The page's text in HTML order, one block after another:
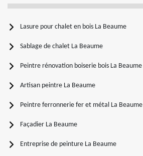
Lasure pour chalet en bois La Beaume
Sablage de chalet La Beaume
Peintre rénovation boiserie bois La Beaume
Artisan peintre La Beaume
Peintre ferronnerie fer et métal La Beaume
Façadier La Beaume
Entreprise de peinture La Beaume